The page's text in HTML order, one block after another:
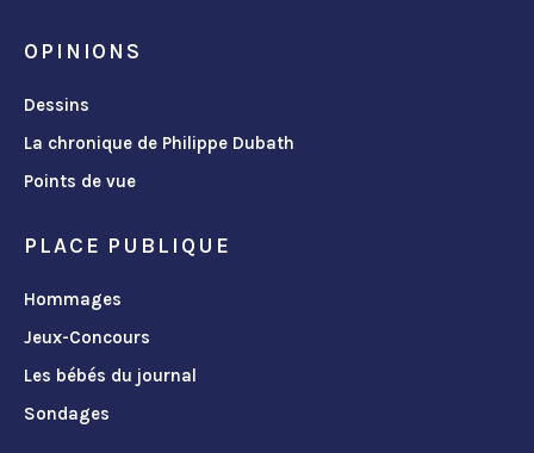
OPINIONS
Dessins
La chronique de Philippe Dubath
Points de vue
PLACE PUBLIQUE
Hommages
Jeux-Concours
Les bébés du journal
Sondages